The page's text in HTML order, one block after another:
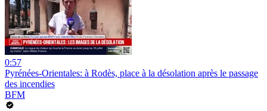
0:57
Pyrénées-Orientales: à Rodès, place à la désolation après le passage
des incendies
BFM